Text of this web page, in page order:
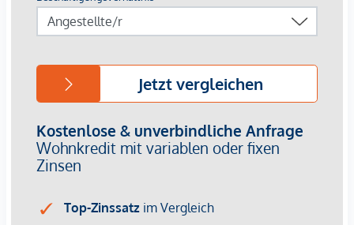
Provisionsfrei für den Käufer! (bis Baubeginn)
Fertigstellung: Voraussichtlich Q2/2028
dem zu vermittelnden Dritten ein familiäres oder
wirtschaftliches Naheverhältnis besteht.